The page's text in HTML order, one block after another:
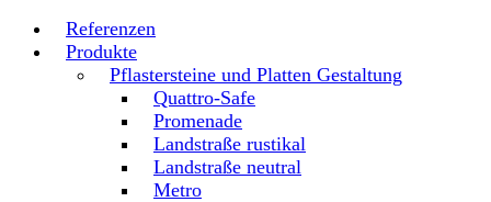
Referenzen
Produkte
Pflastersteine und Platten Gestaltung
Quattro-Safe
Promenade
Landstraße rustikal
Landstraße neutral
Metro